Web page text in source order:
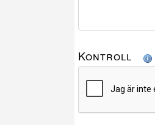
Kontroll